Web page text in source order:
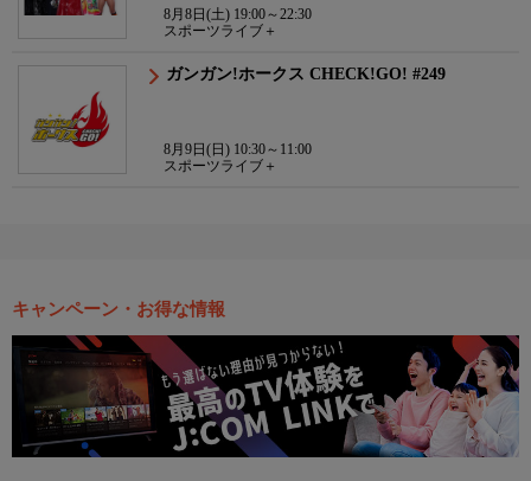
8月8日(土) 19:00～22:30
スポーツライブ＋
ガンガン!ホークス CHECK!GO! #249
8月9日(日) 10:30～11:00
スポーツライブ＋
キャンペーン・お得な情報